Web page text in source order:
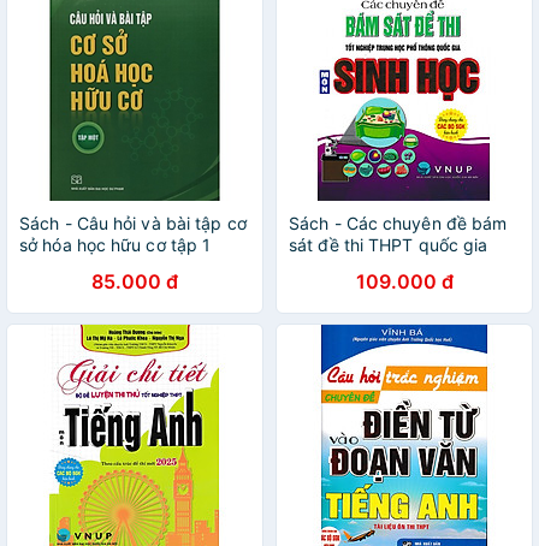
Sách - Câu hỏi và bài tập cơ
sở hóa học hữu cơ tập 1
85.000 đ
Sách - Các chuyên đề bám
sát đề thi THPT quốc gia
109.000 đ